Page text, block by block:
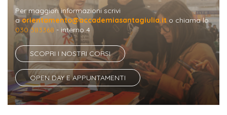
step
per
diventare
un
nostro
studente
Per maggiori informazioni scrivi
aorientamento@accademiasantagiulia.it o chiama lo
030 383368 - interno 4
SCOPRI I NOSTRI CORSI
OPEN DAY E APPUNTAMENTI